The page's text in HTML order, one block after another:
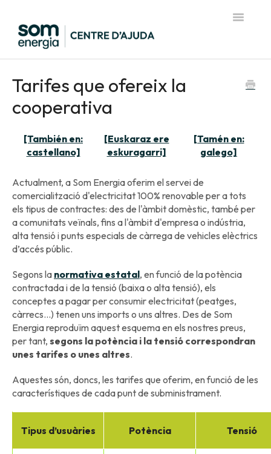
Toggle
Tarifes que ofereix la
cooperativa
[También en:
castellano]
[Euskaraz ere
eskuragarri]
[Tamén en:
galego]
Actualment, a Som Energia oferim el servei de
comercialització d'electricitat 100% renovable per a tots
els tipus de contractes: des de l'àmbit domèstic, també per
a comunitats veïnals, fins a l'àmbit d'empresa o indústria,
alta tensió i punts especials de càrrega de vehicles elèctrics
d’accés públic.
Segons la normativa estatal, en funció de la potència
contractada i de la tensió (baixa o alta tensió), els
conceptes a pagar per consumir electricitat (peatges,
càrrecs...) tenen uns imports o uns altres. Des de Som
Energia reproduïm aquest esquema en els nostres preus,
per tant, segons la potència i la tensió correspondran
unes tarifes o unes altres.
Aquestes són, doncs, les tarifes que oferim, en funció de les
característiques de cada punt de subministrament.
Tipus d’usuàries Potència Tensió